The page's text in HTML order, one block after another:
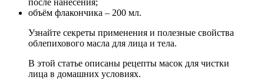
после нанесения;
объём флакончика – 200 мл.
Узнайте секреты применения и полезные свойства
облепихового масла для лица и тела.
В этой статье описаны рецепты масок для чистки
лица в домашних условиях.